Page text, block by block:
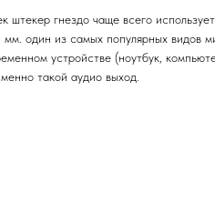
штекер гнездо чаще всего
один из самых популярных видов
устройстве (ноутбук,
такой аудио выход.